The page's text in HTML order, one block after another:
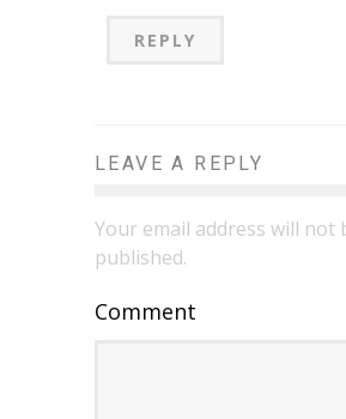
REPLY
LEAVE A REPLY
Your email address will not
published.
Comment